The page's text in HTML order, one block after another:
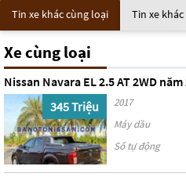
Tin xe khác cùng loại Tin xe
Xe cùng loại
Nissan Navara EL 2.5 AT 2WD
345 Triệu
2017
Máy dầu
Số tự động